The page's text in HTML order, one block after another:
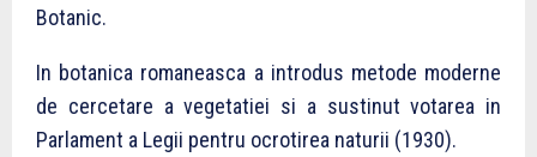
Botanic.
In botanica romaneasca a introdus metode moderne
de cercetare a vegetatiei si a sustinut votarea in
Parlament a Legii pentru ocrotirea naturii (1930).